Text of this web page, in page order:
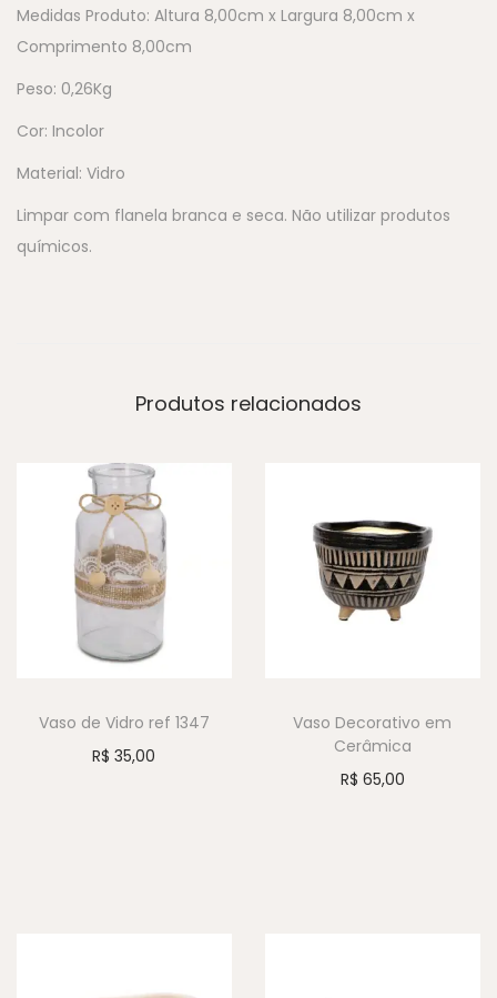
Medidas Produto: Altura 8,00cm x Largura 8,00cm x
Comprimento 8,00cm
Peso: 0,26Kg
Cor: Incolor
Material: Vidro
Limpar com flanela branca e seca. Não utilizar produtos
químicos.
Produtos relacionados
Vaso de Vidro ref 1347
R$ 35,00
Vaso Decorativo em
Cerâmica
R$ 65,00